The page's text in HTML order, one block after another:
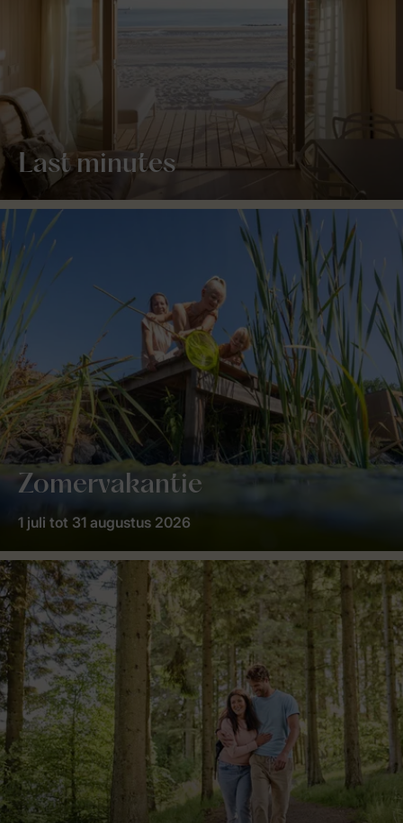
Last minutes
Zomervakantie
1 juli tot 31 augustus 2026